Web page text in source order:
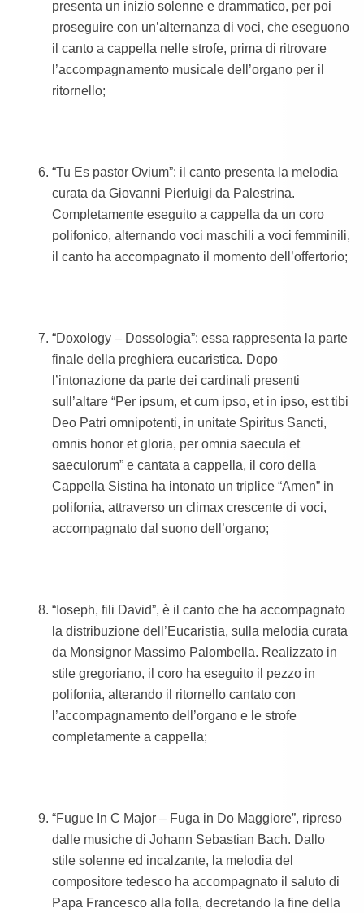
presenta un inizio solenne e drammatico, per poi
proseguire con un’alternanza di voci, che eseguono
il canto a cappella nelle strofe, prima di ritrovare
l’accompagnamento musicale dell’organo per il
ritornello;
“Tu Es pastor Ovium”: il canto presenta la melodia
curata da Giovanni Pierluigi da Palestrina.
Completamente eseguito a cappella da un coro
polifonico, alternando voci maschili a voci femminili,
il canto ha accompagnato il momento dell’offertorio;
“Doxology – Dossologia”: essa rappresenta la parte
finale della preghiera eucaristica. Dopo
l’intonazione da parte dei cardinali presenti
sull’altare “Per ipsum, et cum ipso, et in ipso, est tibi
Deo Patri omnipotenti, in unitate Spiritus Sancti,
omnis honor et gloria, per omnia saecula et
saeculorum” e cantata a cappella, il coro della
Cappella Sistina ha intonato un triplice “Amen” in
polifonia, attraverso un climax crescente di voci,
accompagnato dal suono dell’organo;
“Ioseph, fili David”, è il canto che ha accompagnato
la distribuzione dell’Eucaristia, sulla melodia curata
da Monsignor Massimo Palombella. Realizzato in
stile gregoriano, il coro ha eseguito il pezzo in
polifonia, alterando il ritornello cantato con
l’accompagnamento dell’organo e le strofe
completamente a cappella;
“Fugue In C Major – Fuga in Do Maggiore”, ripreso
dalle musiche di Johann Sebastian Bach. Dallo
stile solenne ed incalzante, la melodia del
compositore tedesco ha accompagnato il saluto di
Papa Francesco alla folla, decretando la fine della